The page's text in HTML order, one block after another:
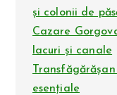
și colonii de
Cazare
lacuri și canale
esențiale